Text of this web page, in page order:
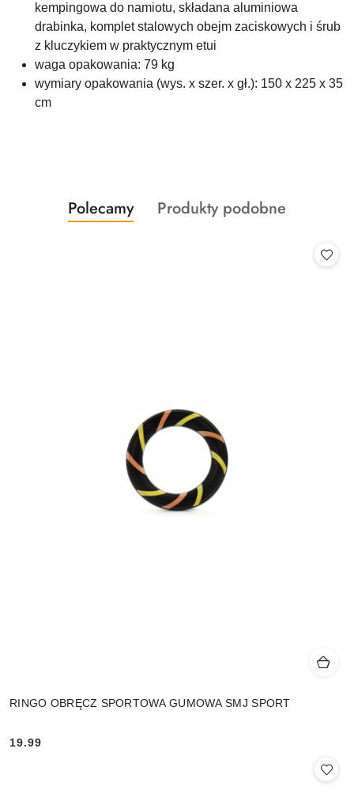
kempingowa do namiotu, składana aluminiowa
drabinka, komplet stalowych obejm zaciskowych i śrub
z kluczykiem w praktycznym etui
waga opakowania: 79 kg
wymiary opakowania (wys. x szer. x gł.): 150 x 225 x 35
cm
Pomiń karuzelę produktów
Produkty
o
Polecamy
Produkty
Produkty podobne
RINGO OBRĘCZ SPORTOWA GUMOWA SMJ SPORT
Cena:
19.99